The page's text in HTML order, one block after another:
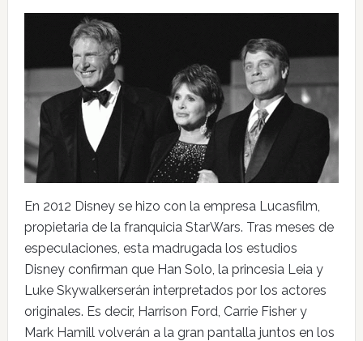
En 2012 Disney se hizo con la empresa Lucasfilm,
propietaria de la franquicia StarWars. Tras meses de
especulaciones, esta madrugada los estudios
Disney confirman que Han Solo, la princesia Leia y
Luke Skywalkerserán interpretados por los actores
originales. Es decir, Harrison Ford, Carrie Fisher y
Mark Hamill volverán a la gran pantalla juntos en los